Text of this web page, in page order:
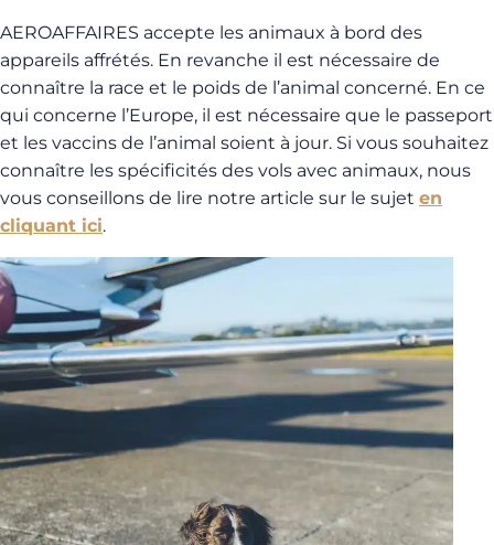
AEROAFFAIRES accepte les animaux à bord des
appareils affrétés. En revanche il est nécessaire de
connaître la race et le poids de l’animal concerné. En ce
qui concerne l’Europe, il est nécessaire que le passeport
et les vaccins de l’animal soient à jour. Si vous souhaitez
connaître les spécificités des vols avec animaux, nous
vous conseillons de lire notre article sur le sujet en
cliquant ici.